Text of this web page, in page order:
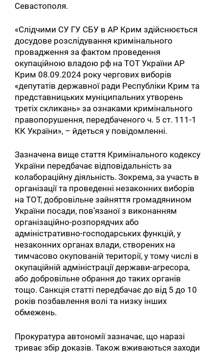
Севастополя.
«Слідчими СУ ГУ СБУ в АР Крим здійснюється
досудове розслідування кримінального
провадження за фактом проведення
окупаційною владою рф на ТОТ України АР
Крим 08.09.2024 року чергових виборів
«депутатів державної ради Республіки Крим та
представницьких муніципальних утворень
третіх скликань» за ознаками кримінального
правопорушення, передбаченого ч. 5 ст. 111-1
КК України», – йдеться у повідомленні.
Зазначена вище стаття Кримінального кодексу
України передбачає відповідальність за
колабораційну діяльність. Зокрема, за участь в
організації та проведенні незаконних виборів
на ТОТ, добровільне зайняття громадянином
України посади, пов’язаної з виконанням
організаційно-розпорядчих або
адміністративно-господарських функцій, у
незаконних органах влади, створених на
тимчасово окупованій території, у тому числі в
окупаційній адміністрації держави-агресора,
або добровільне обрання до таких органів
тощо. Санкція статті передбачає до від 5 до 10
років позбавлення волі та низку інших
обмежень.
Прокуратура автономії зазначає, що наразі
триває збір доказів. Також вживаються заходи